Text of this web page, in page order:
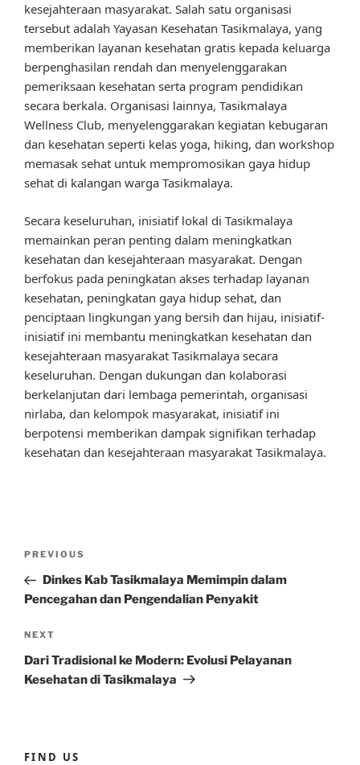
kesejahteraan masyarakat. Salah satu organisasi
tersebut adalah Yayasan Kesehatan Tasikmalaya, yang
memberikan layanan kesehatan gratis kepada keluarga
berpenghasilan rendah dan menyelenggarakan
pemeriksaan kesehatan serta program pendidikan
secara berkala. Organisasi lainnya, Tasikmalaya
Wellness Club, menyelenggarakan kegiatan kebugaran
dan kesehatan seperti kelas yoga, hiking, dan workshop
memasak sehat untuk mempromosikan gaya hidup
sehat di kalangan warga Tasikmalaya.
Secara keseluruhan, inisiatif lokal di Tasikmalaya
memainkan peran penting dalam meningkatkan
kesehatan dan kesejahteraan masyarakat. Dengan
berfokus pada peningkatan akses terhadap layanan
kesehatan, peningkatan gaya hidup sehat, dan
penciptaan lingkungan yang bersih dan hijau, inisiatif-
inisiatif ini membantu meningkatkan kesehatan dan
kesejahteraan masyarakat Tasikmalaya secara
keseluruhan. Dengan dukungan dan kolaborasi
berkelanjutan dari lembaga pemerintah, organisasi
nirlaba, dan kelompok masyarakat, inisiatif ini
berpotensi memberikan dampak signifikan terhadap
kesehatan dan kesejahteraan masyarakat Tasikmalaya.
Previous
Post
PREVIOUS
Dinkes Kab Tasikmalaya Memimpin dalam
Pencegahan dan Pengendalian Penyakit
Next
Post
NEXT
Dari Tradisional ke Modern: Evolusi Pelayanan
Kesehatan di Tasikmalaya
FIND US